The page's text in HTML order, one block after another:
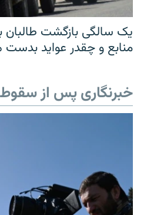
یک سالگی بازگشت طالبان
منابع و چقدر عواید بدست
خبرنگاری پس از